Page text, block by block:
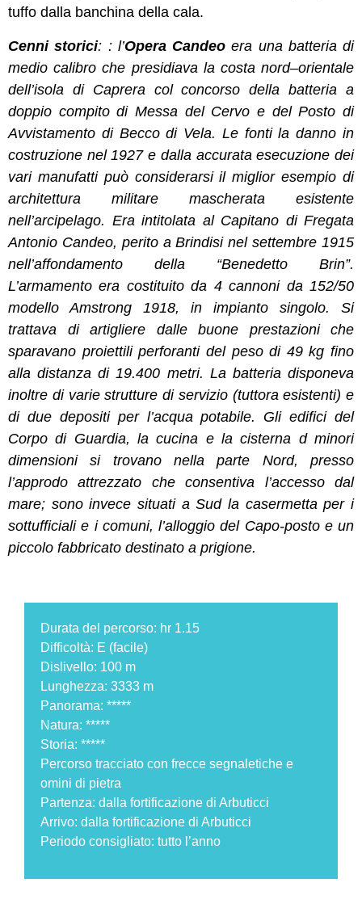
tuffo dalla banchina della cala.
Cenni storici: : l’Opera Candeo era una batteria di
medio calibro che presidiava la costa nord–orientale
dell’isola di Caprera col concorso della batteria a
doppio compito di Messa del Cervo e del Posto di
Avvistamento di Becco di Vela. Le fonti la danno in
costruzione nel 1927 e dalla accurata esecuzione dei
vari manufatti può considerarsi il miglior esempio di
architettura militare mascherata esistente
nell’arcipelago. Era intitolata al Capitano di Fregata
Antonio Candeo, perito a Brindisi nel settembre 1915
nell’affondamento della “Benedetto Brin”.
L’armamento era costituito da 4 cannoni da 152/50
modello Amstrong 1918, in impianto singolo. Si
trattava di artigliere dalle buone prestazioni che
sparavano proiettili perforanti del peso di 49 kg fino
alla distanza di 19.400 metri. La batteria disponeva
inoltre di varie strutture di servizio (tuttora esistenti) e
di due depositi per l’acqua potabile. Gli edifici del
Corpo di Guardia, la cucina e la cisterna d minori
dimensioni si trovano nella parte Nord, presso
l’approdo attrezzato che consentiva l’accesso dal
mare; sono invece situati a Sud la casermetta per i
sottufficiali e i comuni, l’alloggio del Capo-posto e un
piccolo fabbricato destinato a prigione.
Durata del percorso: hr 1.15
Difficoltà: E (facile)
Dislivello: 100 m
Lunghezza: 3333 m
Panorama: *****
Natura: *****
Storia: *****
Percorso tracciato con frecce segnaletiche e
omini di pietra
Partenza: dalla fortificazione di Arbuticci
Arrivo: dalla fortificazione di Arbuticci
Periodo consigliato: tutto l’anno